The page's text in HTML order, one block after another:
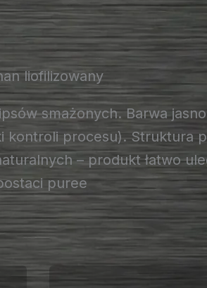
liofilizowany
smażonych. Barwa
kontroli procesu). Struktura
– produkt łatwo
puree